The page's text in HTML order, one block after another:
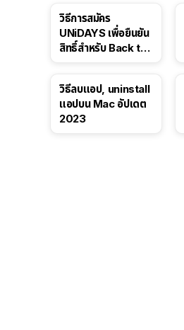
วิธีการสมัคร
UNiDAYS เพื่อยืนยัน
สิทธิ์สำหรับ Back to
วิธีลบแอป, uninstall
แอปบน Mac อัปเดต
2023